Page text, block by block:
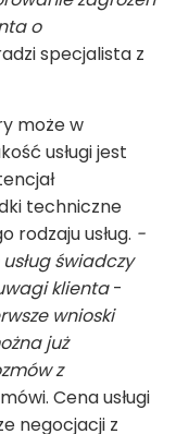
o
specjalista z
może w
usługi jest
techniczne
rodzaju usług. -
świadczy
klienta-
wnioski
już
z
Cena usługi
negocjacji z